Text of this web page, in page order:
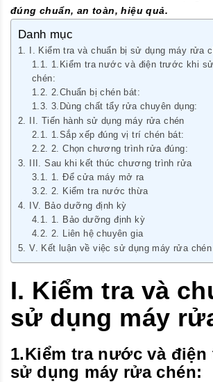
đúng chuẩn, an toàn, hiệu quả.
Danh mục
I. Kiểm tra và chuẩn bị sử dụng máy rửa
1.Kiểm tra nước và điện trước khi
chén:
2.Chuẩn bị chén bát:
3.Dùng chất tẩy rửa chuyên dụng:
II. Tiến hành sử dụng máy rửa chén
1.Sắp xếp đúng vị trí chén bát:
2. Chọn chương trình rửa đúng:
III. Sau khi kết thúc chương trình rửa
1. Để cửa máy mở ra
2. Kiểm tra nước thừa
IV. Bảo dưỡng định kỳ
1. Bảo dưỡng định kỳ
2. Liên hệ chuyên gia
V. Kết luận về việc sử dụng máy rửa chén
I. Kiểm tra và
sử dụng máy
1.Kiểm tra nước và
sử dụng máy rửa chén: